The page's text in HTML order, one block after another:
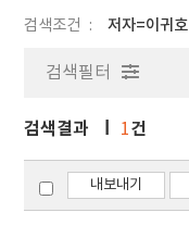
검색조건 저자=이귀호
검색필터
검색결과 1건
내보내기